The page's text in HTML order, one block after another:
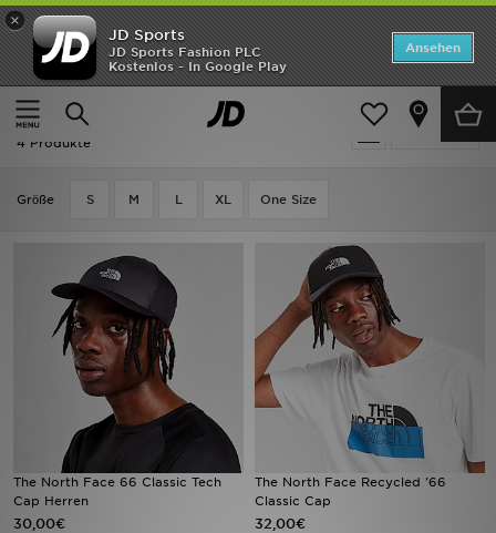
×
JD Sports
JD Sports Fashion PLC
Kostenlos - In Google Play
Ansehen
Home
Herren Herren Accessoires Caps
Verfeinern
The North Face Caps - Geschenke
4 Produkte
Grӧße S M L XL One Size
The North Face 66 Classic Tech
Cap Herren
30,00€
The North Face Recycled '66
Classic Cap
32,00€
ANGEBOTE
Neuheiten
Herren
Bestsellers
Marken
Lade die APP